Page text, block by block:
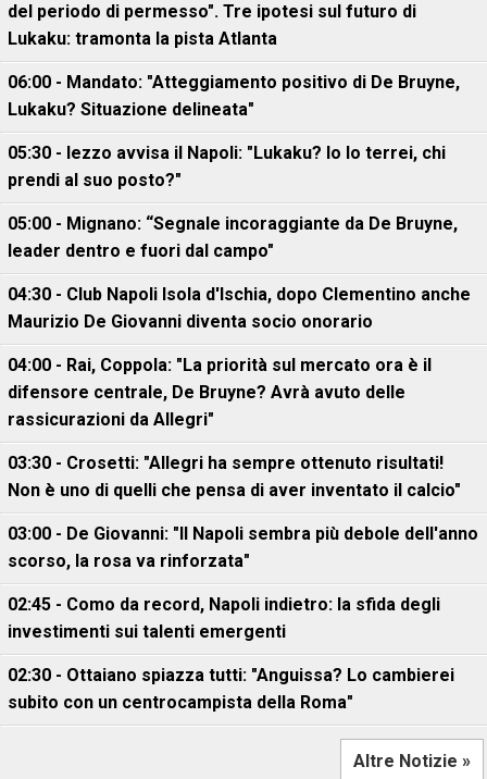
del periodo di permesso". Tre ipotesi sul futuro di
Lukaku: tramonta la pista Atlanta
06:00 - Mandato: "Atteggiamento positivo di De Bruyne,
Lukaku? Situazione delineata"
05:30 - Iezzo avvisa il Napoli: "Lukaku? Io lo terrei, chi
prendi al suo posto?"
05:00 - Mignano: “Segnale incoraggiante da De Bruyne,
leader dentro e fuori dal campo"
04:30 - Club Napoli Isola d'Ischia, dopo Clementino anche
Maurizio De Giovanni diventa socio onorario
04:00 - Rai, Coppola: "La priorità sul mercato ora è il
difensore centrale, De Bruyne? Avrà avuto delle
rassicurazioni da Allegri"
03:30 - Crosetti: "Allegri ha sempre ottenuto risultati!
Non è uno di quelli che pensa di aver inventato il calcio"
03:00 - De Giovanni: "Il Napoli sembra più debole dell'anno
scorso, la rosa va rinforzata"
02:45 - Como da record, Napoli indietro: la sfida degli
investimenti sui talenti emergenti
02:30 - Ottaiano spiazza tutti: "Anguissa? Lo cambierei
subito con un centrocampista della Roma"
Altre Notizie »